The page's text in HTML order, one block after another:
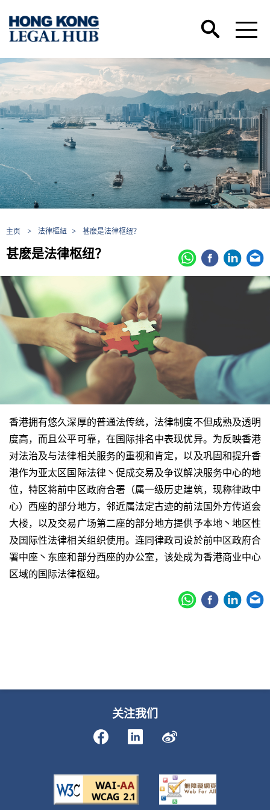
主页 > 法律樞紐 > 甚麽是法律枢纽？
甚麽是法律枢纽？
香港拥有悠久深厚的普通法传统，法律制度不但成熟及透明
度高，而且公平可靠，在国际排名中表现优异。为反映香港
对法治及与法律相关服务的重视和肯定，以及巩固和提升香
港作为亚太区国际法律丶促成交易及争议解决服务中心的地
位，特区将前中区政府合署（属一级历史建筑，现称律政中
心）西座的部分地方，邻近属法定古迹的前法国外方传道会
大楼，以及交易广场第二座的部分地方提供予本地丶地区性
及国际性法律相关组织使用。连同律政司设於前中区政府合
署中座丶东座和部分西座的办公室，该处成为香港商业中心
区域的国际法律枢纽。
关注我们